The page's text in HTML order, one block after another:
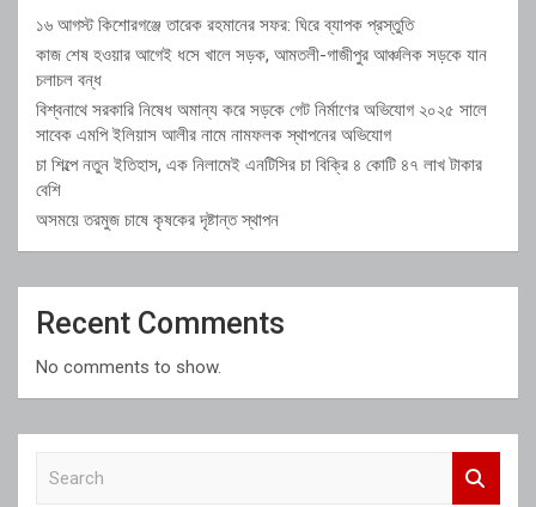
১৬ আগস্ট কিশোরগঞ্জে তারেক রহমানের সফর: ঘিরে ব্যাপক প্রস্তুতি
কাজ শেষ হওয়ার আগেই ধসে খালে সড়ক, আমতলী-গাজীপুর আঞ্চলিক সড়কে যান
চলাচল বন্ধ
বিশ্বনাথে সরকারি নিষেধ অমান্য করে সড়কে গেট নির্মাণের অভিযোগ ২০২৫ সালে
সাবেক এমপি ইলিয়াস আলীর নামে নামফলক স্থাপনের অভিযোগ
চা শিল্পে নতুন ইতিহাস, এক নিলামেই এনটিসির চা বিক্রি ৪ কোটি ৪৭ লাখ টাকার
বেশি
অসময়ে তরমুজ চাষে কৃষকের দৃষ্টান্ত স্থাপন
Recent Comments
No comments to show.